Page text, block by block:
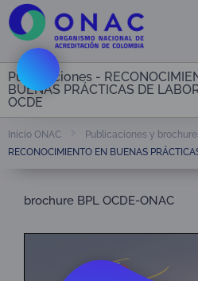
Publicaciones -
BUENAS PRÁCTICAS DE
OCDE
Inicio ONAC Publicaciones y
RECONOCIMIENTO EN BUENAS
brochure BPL OCDE-ONAC